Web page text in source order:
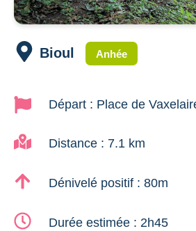
Bioul Anhée
Départ : Place de
Distance : 7.1 km
Dénivelé positif : 80m
Durée estimée : 2h45